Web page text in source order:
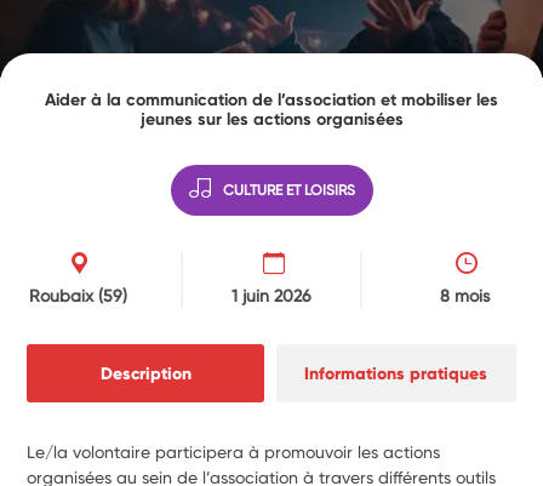
Aider à la communication de l’association et mobiliser les
jeunes sur les actions organisées
CULTURE ET LOISIRS
Roubaix(59) 1 juin 2026 8 mois
Description Informations pratiques
Le/la volontaire participera à promouvoir les actions
organisées au sein de l’association à travers différents outils